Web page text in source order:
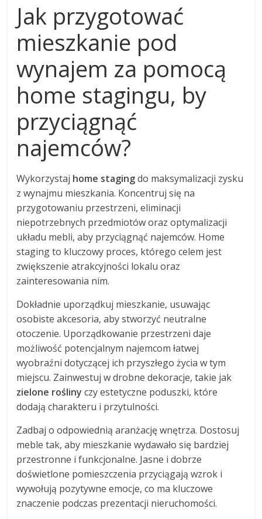
Jak przygotować
mieszkanie pod
wynajem za pomocą
home stagingu, by
przyciągnąć
najemców?
Wykorzystaj home stagingdo maksymalizacji zysku
z wynajmu mieszkania. Koncentruj się na
przygotowaniu przestrzeni, eliminacji
niepotrzebnych przedmiotów oraz optymalizacji
układu mebli, aby przyciągnąć najemców. Home
staging to kluczowy proces, którego celem jest
zwiększenie atrakcyjności lokalu oraz
zainteresowania nim.
Dokładnie uporządkuj mieszkanie, usuwając
osobiste akcesoria, aby stworzyć neutralne
otoczenie. Uporządkowanie przestrzeni daje
możliwość potencjalnym najemcom łatwej
wyobraźni dotyczącej ich przyszłego życia w tym
miejscu. Zainwestuj w drobne dekoracje, takie jak
zielone rośliny czy estetyczne poduszki, które
dodają charakteru i przytulności.
Zadbaj o odpowiednią aranżację wnętrza. Dostosuj
meble tak, aby mieszkanie wydawało się bardziej
przestronne i funkcjonalne. Jasne i dobrze
doświetlone pomieszczenia przyciągają wzrok i
wywołują pozytywne emocje, co ma kluczowe
znaczenie podczas prezentacji nieruchomości.